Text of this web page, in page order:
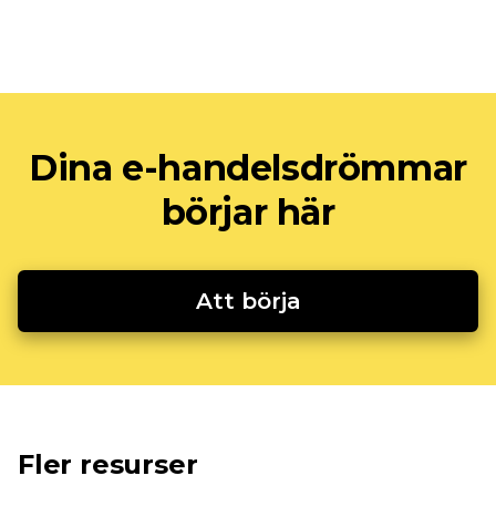
Dina e-handelsdrömmar
börjar här
Att börja
Fler resurser